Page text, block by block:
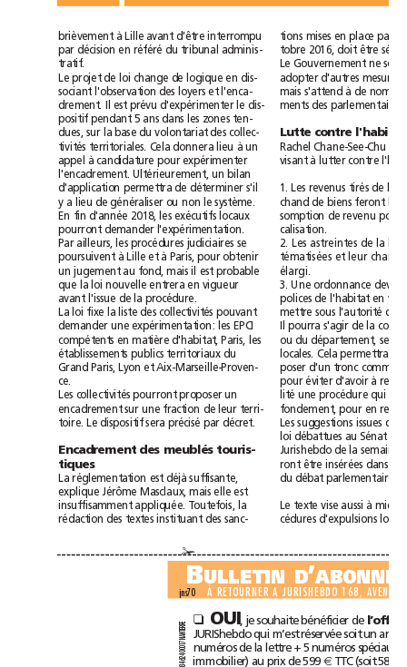
brièvement à Lille avant d'être interrompu
par décision en référé du adminis-
tratif.
Le projet de loi change de logique en dis-
s ociant l'observation des loyers et l'enca-
drement. est prévu d'expérimenter le dis-
positif pendant 5 ans dans les zones
ten-
dues,
sur la base du volontariat des
collec-
tivités
territoriales. Cela donnera lieu à un
à candidature pour expérimenter
l'encadrement. Ultérieurement, un bilan
d'application permettra de déterminer
y a lieu de généraliser ou non le
En fin d'année 2018, les exécutifs locaux
pourront demander
l'expérimentation.
Par
ailleurs, les procédures judiciaires se
poursuivent à Lille età Paris, pour
obtenir
un
jugement au mais est
probable
que la loi nouvelle entrera en
vigueur
avant
l'issue de la procédure.
La loi fixe la liste des collectivités pouvant
demander une expérimentation: les
EPCI
compétents
en matière d'habitat, les
établissements publics territoriaux du
Grand Paris, Lyon et Aix-Marseille-Proven-
ce.
Les collectivités pourront proposer un
encadrement sur une fraction de leur terri-
toire. Le dispositif sera précisé par décret.
Encadrement des meublés
touris-
tiques
La réglementation est déjà
explique Jérôme Masclaux, mais elle est
insuffisamment appliquée. Toutefois, la
rédaction des textes instituant des sanc-
tions mises en place
tobre 2016, doit être
Le Gouvernement ne
adopter d'autres
m
ais s'attend à de
ments des
Lutte contre
Chane-See-Chu
visantà lutter contre
1. Les revenus tirés de
chand de biens feront
somption de revenu
calisation.
2.
Les astreintes de la
tématisées
et leur
3.
Une ordonnance
polices
de l'habitat en
mettre sous l'autorité
pourra s'agir de la
ou du département,
locales. Cela permettra
poser
d'un tronc
pour
éviter d'avoirà
lité une procédure qui
fondement, pour
en
Les
suggestions issues
loi
débattues au Sénat
Jurishebdo de la
ront
être insérées dans
du débat
Le texte vise aussi à
cédures d'expulsions
B ULLETIND’
❑ OUI, je souhaite bénéficier de
JURIShebdo qui m’est réservée soit un
an
numéros de la lettre+5 numéros
immobilier) au prix de 599 € TTC (soit
À RETOURNER A JURISHEBDO 168,
jns70
4
6
2
4
0
0
0
1
7
N
AN
R
RE
✁